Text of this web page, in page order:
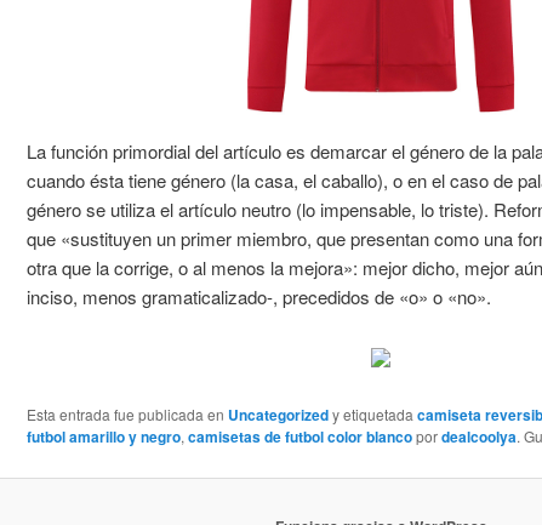
La función primordial del artículo es demarcar el género de la
cuando ésta tiene género (la casa, el caballo), o en el caso de
género se utiliza el artículo neutro (lo impensable, lo triste).
que «sustituyen un primer miembro, que presentan como una
otra que la corrige, o al menos la mejora»: mejor dicho, mejor
inciso, menos gramaticalizado-, precedidos de «o» o «no».
Esta entrada fue publicada en Uncategorizedy etiquetadacamiseta
futbol amarillo y negro,camisetas de futbol color blancopordealcoolya.